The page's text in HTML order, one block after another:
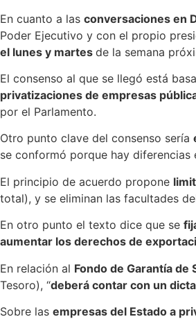
En cuanto a las conversaciones en
Poder Ejecutivo y con el propio
el lunes y martes de la semana
El consenso al que se llegó está
privatizaciones de empresas
por el Parlamento.
Otro punto clave del consenso sería
se conformó porque hay
El principio de acuerdo propone
total), y se eliminan las facultades
En otro punto el texto dice que se
aumentar los derechos de
En relación al Fondo de Garantía de
Tesoro), “deberá contar con un
Sobre las empresas del Estado a